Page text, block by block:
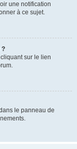
une notification
à ce sujet.
?
sur le lien
le panneau de